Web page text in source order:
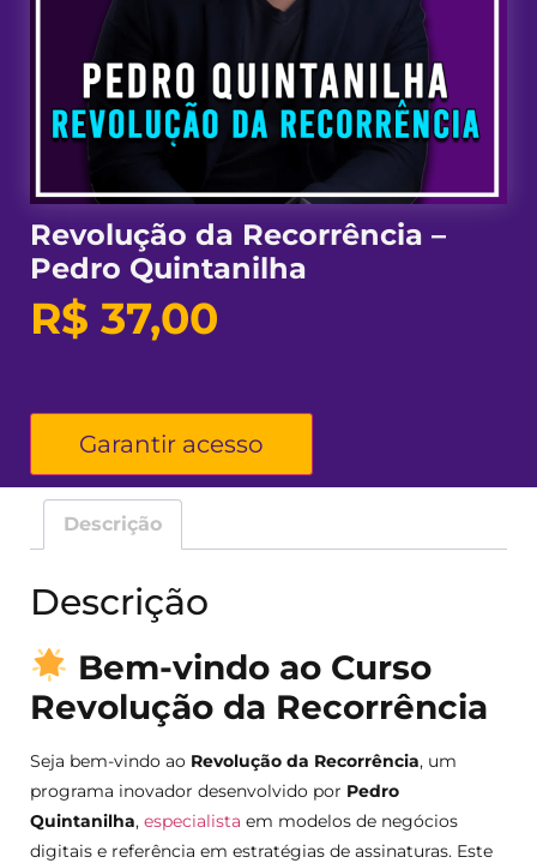
Revolução da Recorrência –
Pedro Quintanilha
R$ 37,00
Garantir acesso
Descrição
Descrição
Bem-vindo ao Curso
Revolução da Recorrência
Seja bem-vindo ao Revolução da Recorrência, um
programa inovador desenvolvido por Pedro
Quintanilha, especialista em modelos de negócios
digitais e referência em estratégias de assinaturas. Este